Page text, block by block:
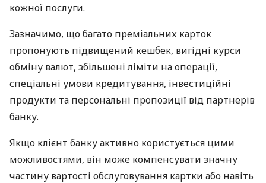
кожної послуги.
Зазначимо, що багато преміальних карток
пропонують підвищений кешбек, вигідні курси
обміну валют, збільшені ліміти на операції,
спеціальні умови кредитування, інвестиційні
продукти та персональні пропозиції від партнерів
банку.
Якщо клієнт банку активно користується цими
можливостями, він може компенсувати значну
частину вартості обслуговування картки або навіть